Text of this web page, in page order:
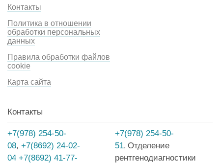
Контакты
Политика в отношении
обработки персональных
данных
Правила обработки файлов
cookie
Карта сайта
Контакты
+7(978) 254-50-
08, +7(8692) 24-02-
04 +7(8692) 41-77-
+7(978) 254-50-
51, Отделение
рентгенодиагностики